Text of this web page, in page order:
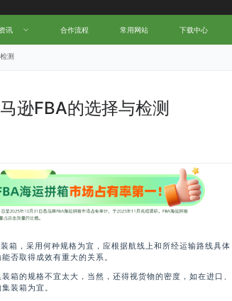
讯 合作流程 常用网站 下载中心
测
逊FBA的选择与检测
箱，采用何种规格为宜，应根据航线上和所经运输路线具体
否取得成效有重大的关系。
箱的规格不宜太大，当然，还得视货物的密度，如在进口、
装箱为宜。